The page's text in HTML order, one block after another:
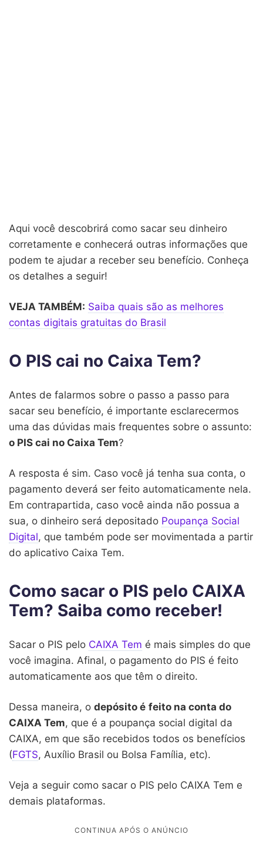
Aqui você descobrirá como sacar seu dinheiro
corretamente e conhecerá outras informações que
podem te ajudar a receber seu benefício. Conheça
os detalhes a seguir!
VEJA TAMBÉM: Saiba quais são as melhores
contas digitais gratuitas do Brasil
O PIS cai no Caixa Tem?
Antes de falarmos sobre o passo a passo para
sacar seu benefício, é importante esclarecermos
uma das dúvidas mais frequentes sobre o assunto:
o PIS cai no Caixa Tem?
A resposta é sim. Caso você já tenha sua conta, o
pagamento deverá ser feito automaticamente nela.
Em contrapartida, caso você ainda não possua a
sua, o dinheiro será depositado Poupança Social
Digital, que também pode ser movimentada a partir
do aplicativo Caixa Tem.
Como sacar o PIS pelo CAIXA
Tem? Saiba como receber!
Sacar o PIS pelo CAIXA Tem é mais simples do que
você imagina. Afinal, o pagamento do PIS é feito
automaticamente aos que têm o direito.
Dessa maneira, o depósito é feito na conta do
CAIXA Tem, que é a poupança social digital da
CAIXA, em que são recebidos todos os benefícios
(FGTS, Auxílio Brasil ou Bolsa Família, etc).
Veja a seguir como sacar o PIS pelo CAIXA Tem e
demais plataformas.